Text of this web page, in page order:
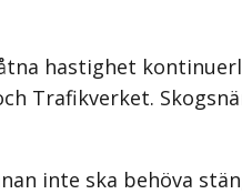
hastighet
Trafikverket.
inte ska behöva